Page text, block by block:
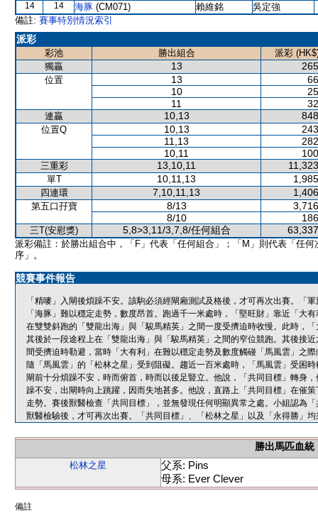
14 14 海豚 (CM071) 賴維銘
吳定強
備註: 賽事特別情況索引
派彩
彩池 勝出組合
派彩
獨贏
13
位置 13
10
11
連贏 10,13
位置Q 10,13
11,13
10,11
三重彩 13,10,11
單T 10,11,13
四連環 7,10,11,13
第五口孖寶 8/13
8/10
三T(安慰獎) 5,8>3,11/3,7,8/任何組合
派彩備註：於勝出組合中，「F」代表「任何組合」；「M」則代表「任何
序」。
競賽事件報告
「精嘜」入閘後煩躁不安。該駒必須經閘廂測試及格後，才可再次出賽。「
「海豚」難以穩定走勢，數度昂首。跑過千一米處時，「堅旺財」靠近「大
在雙雙斜跑的「雙龍出海」與「駿馬精英」之間一度受擠迫時收慢。此時，
其後於一段途程上在「雙龍出海」與「駿馬精英」之間的窄位競跑。其後接
間受擠迫時勒避，當時「大有利」在難以穩定走勢及數度觸碰「馬風雲」之
隨「馬風雲」的「松林之星」受到阻礙。趨近一百米處時，「馬風雲」受困
閘前十分煩躁不安，時而俯首，時而以後足豎立。他說，「共同目標」轉身
躁不安，出閘時向上跳躍，因而失地甚多。他說，直路上「共同目標」在催
走勢。賽後獸醫檢查「共同目標」，並無發現任何明顯異常之處。小組認為
獸醫檢驗後，才可再次出賽。「共同目標」、「松林之星」以及「永得勝」
勝出馬匹血統
松林之星
父系: Pins
母系: Ever Clever
備註